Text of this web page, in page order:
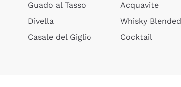
Guado al Tasso
Divella
Casale del Giglio
Acquavite
Whisky Blended
Cocktail